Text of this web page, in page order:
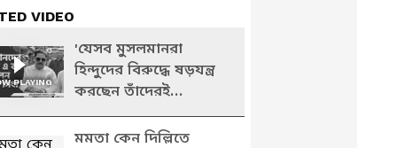
VIDEO
PLAYING
'যেসব মুসলমানরা
হিন্দুদের বিরুদ্ধে ষড়যন্ত্র
করছেন তাঁদেরই
পূর্বপুরুষেরা হিন্দু ছিল'
বিস্ফোরক মন্তব্য অর্জুনের
মমতা কেন দিল্লিতে